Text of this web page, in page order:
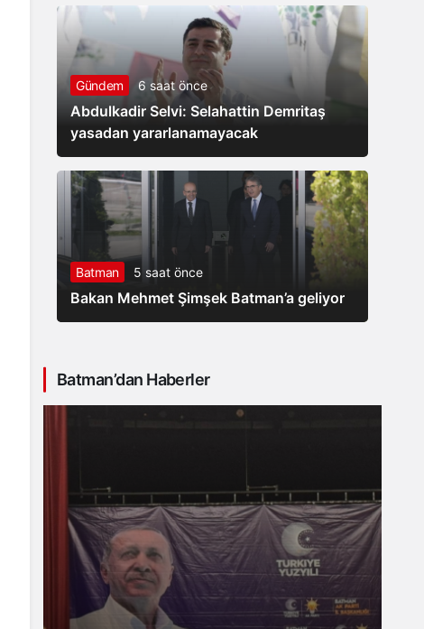
Gündem 6 saat önce
Abdulkadir Selvi: Selahattin Demritaş
yasadan yararlanamayacak
Batman 5 saat önce
Bakan Mehmet Şimşek Batman’a geliyor
Batman’dan Haberler